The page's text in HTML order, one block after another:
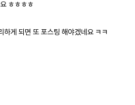
ㅎㅎㅎㅎ
하게 되면 또 포스팅 해야겠네요 ㅋㅋ